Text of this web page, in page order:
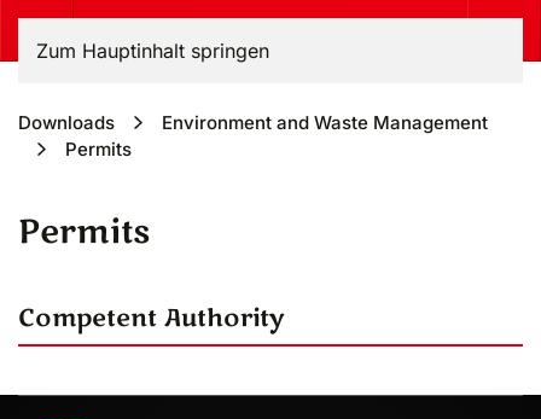
Zum Hauptinhalt springen
Downloads
Environment and Waste Management
Permits
Permits
Competent Authority